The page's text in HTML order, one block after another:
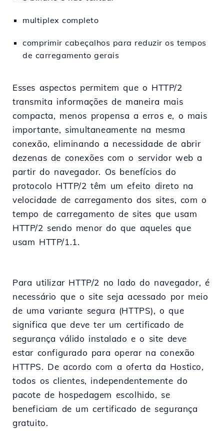
multiplex completo
comprimir cabeçalhos para reduzir os tempos
de carregamento gerais
Esses aspectos permitem que o HTTP/2
transmita informações de maneira mais
compacta, menos propensa a erros e, o mais
importante, simultaneamente na mesma
conexão, eliminando a necessidade de abrir
dezenas de conexões com o servidor web a
partir do navegador. Os benefícios do
protocolo HTTP/2 têm um efeito direto na
velocidade de carregamento dos sites, com o
tempo de carregamento de sites que usam
HTTP/2 sendo menor do que aqueles que
usam HTTP/1.1.
Para utilizar HTTP/2 no lado do navegador, é
necessário que o site seja acessado por meio
de uma variante segura (HTTPS), o que
significa que deve ter um certificado de
segurança válido instalado e o site deve
estar configurado para operar na conexão
HTTPS. De acordo com a oferta da Hostico,
todos os clientes, independentemente do
pacote de hospedagem escolhido, se
beneficiam de um certificado de segurança
gratuito.